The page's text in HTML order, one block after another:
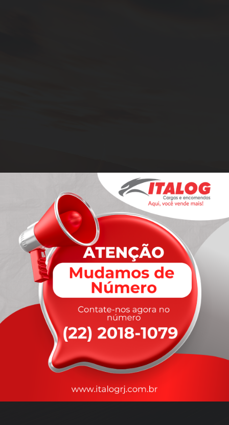
rapidez
que você precisa,
com a qualidade que vocêmerece.
Nossos motoristas são treinados para garantir a máxima
durante o transporte, com rastreamento em tempo real.